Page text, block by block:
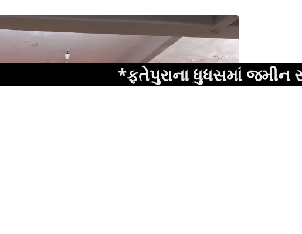
*ફતેપુરાના ધુધસમાં જમીન સંબંધે